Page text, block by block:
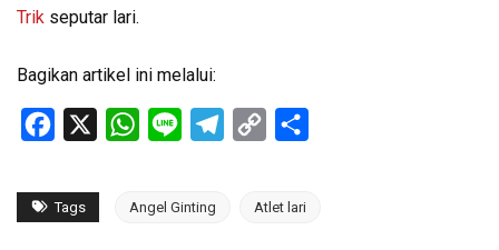
Trik seputar lari.
Bagikan artikel ini melalui:
Facebook WhatsApp
Line Telegram
Copy
Tags Angel Ginting Atlet lari